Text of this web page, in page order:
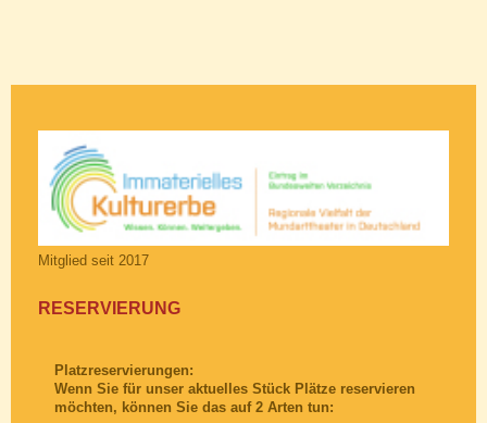
Mitglied seit 2017
RESERVIERUNG
Platzreservierungen:
Wenn Sie für unser aktuelles Stück Plätze reservieren
möchten, können Sie das auf 2 Arten tun: